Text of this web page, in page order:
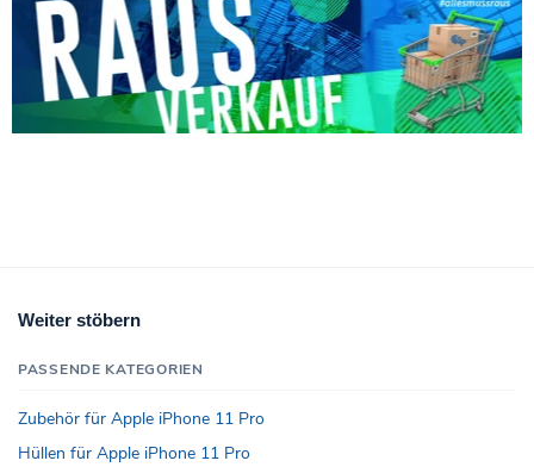
Weiter stöbern
PASSENDE KATEGORIEN
Zubehör für Apple iPhone 11 Pro
Hüllen für Apple iPhone 11 Pro